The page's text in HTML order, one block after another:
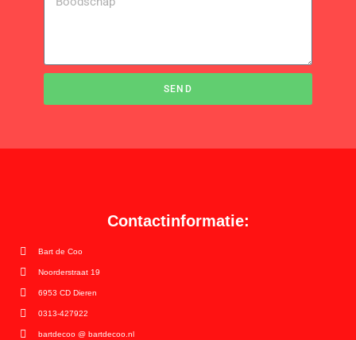
SEND
Contactinformatie:
Bart de Coo
Noorderstraat 19
6953 CD Dieren
0313-427922
bartdecoo @ bartdecoo.nl